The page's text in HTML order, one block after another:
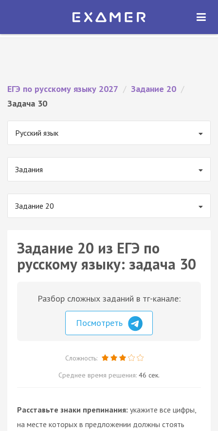
Экзамер — ЕГЭ 2027
ОТКРЫТЬ
ЕГЭ по русскому языку 2027 / Задание 20 /
Задача 30
Русский язык
Задания
Задание 20
Задание 20 из ЕГЭ по
русскому языку: задача 30
Разбор сложных заданий в тг-канале:
Посмотреть
Сложность:
Среднее время решения: 46 сек.
Расставьте знаки препинания: укажите все цифры,
на месте которых в предложении должны стоять